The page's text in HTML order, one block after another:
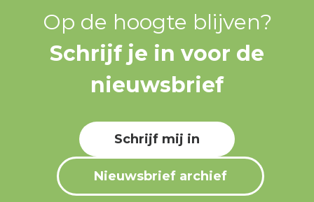
Op de hoogte blijven?
Schrijf je in voor de
nieuwsbrief
Schrijf mij in
Nieuwsbrief archief